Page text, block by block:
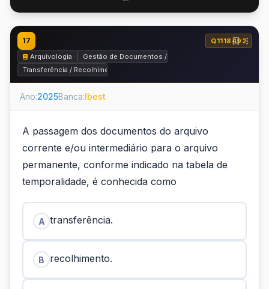
17
Q1118492
Arquivologia
Gestão de Documentos / Arquivos Corrente e
Transferência / Recolhimento
Ano:2025Banca:Ibest
A passagem dos documentos do arquivo
corrente e/ou intermediário para o arquivo
permanente, conforme indicado na tabela de
temporalidade, é conhecida como
A transferência.
B recolhimento.